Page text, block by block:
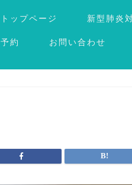
トップページ 新型肺炎
予約 お問い合わせ